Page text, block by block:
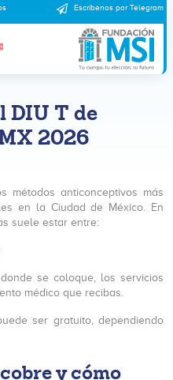
Escríbenos por Telegram
DIU T de
2026
anticonceptivos más
en la Ciudad de México. En
suele estar entre:
se coloque, los servicios
médico que recibas.
ser gratuito, dependiendo
y cómo